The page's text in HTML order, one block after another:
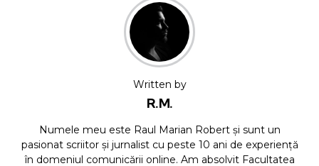
Written by
R.M.
Numele meu este Raul Marian Robert și sunt un
pasionat scriitor și jurnalist cu peste 10 ani de experiență
în domeniul comunicării online. Am absolvit Facultatea